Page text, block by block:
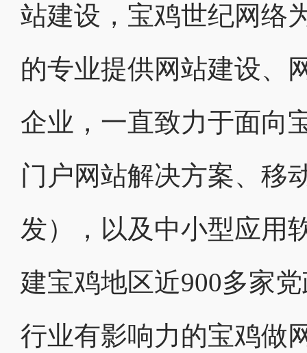
站建设，宝鸡世纪网络
的专业提供网站建设、
企业，一直致力于面向
门户网站解决方案、移
发），以及中小型应用
建宝鸡地区近900多家
行业有影响力的宝鸡做